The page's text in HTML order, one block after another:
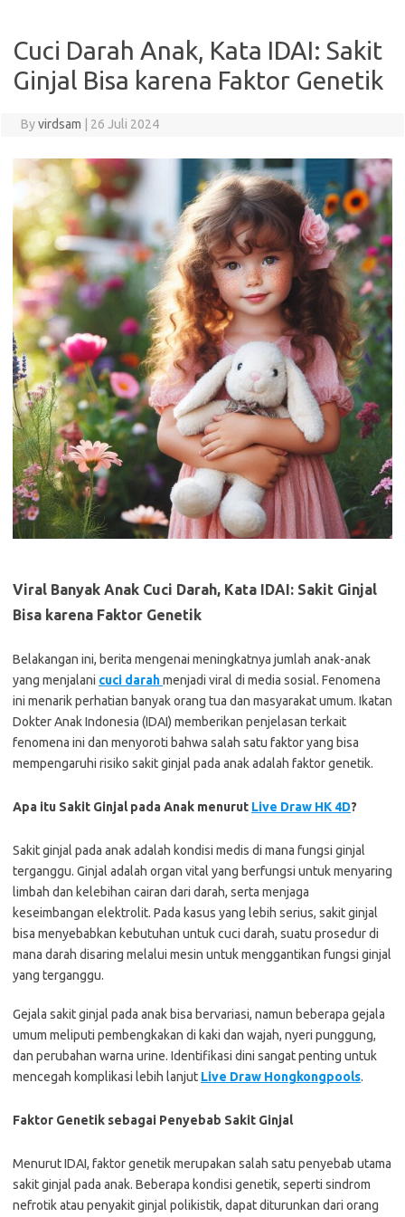
Cuci Darah Anak, Kata IDAI: Sakit
Ginjal Bisa karena Faktor Genetik
Byvirdsam 26 Juli 2024
Viral Banyak Anak Cuci Darah, Kata IDAI: Sakit Ginjal
Bisa karena Faktor Genetik
Belakangan ini, berita mengenai meningkatnya jumlah anak-anak
yang menjalani cuci darahmenjadi viral di media sosial. Fenomena
ini menarik perhatian banyak orang tua dan masyarakat umum. Ikatan
Dokter Anak Indonesia (IDAI) memberikan penjelasan terkait
fenomena ini dan menyoroti bahwa salah satu faktor yang bisa
mempengaruhi risiko sakit ginjal pada anak adalah faktor genetik.
Apa itu Sakit Ginjal pada Anak menurut Live Draw HK 4D?
Sakit ginjal pada anak adalah kondisi medis di mana fungsi ginjal
terganggu. Ginjal adalah organ vital yang berfungsi untuk menyaring
limbah dan kelebihan cairan dari darah, serta menjaga
keseimbangan elektrolit. Pada kasus yang lebih serius, sakit ginjal
bisa menyebabkan kebutuhan untuk cuci darah, suatu prosedur di
mana darah disaring melalui mesin untuk menggantikan fungsi ginjal
yang terganggu.
Gejala sakit ginjal pada anak bisa bervariasi, namun beberapa gejala
umum meliputi pembengkakan di kaki dan wajah, nyeri punggung,
dan perubahan warna urine. Identifikasi dini sangat penting untuk
mencegah komplikasi lebih lanjut Live Draw Hongkongpools.
Faktor Genetik sebagai Penyebab Sakit Ginjal
Menurut IDAI, faktor genetik merupakan salah satu penyebab utama
sakit ginjal pada anak. Beberapa kondisi genetik, seperti sindrom
nefrotik atau penyakit ginjal polikistik, dapat diturunkan dari orang